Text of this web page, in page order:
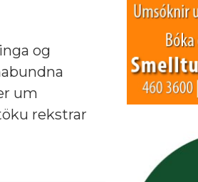
og
um
rekstrar